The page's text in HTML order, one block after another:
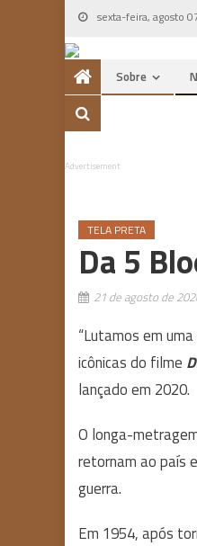
Skip
content
sexta-feira, agosto
Sobre
Advertisement
TELA PRETA
Da 5
21 de agosto de
“Lutamos em
icônicas do filme
lançado em 2020.
O longa-
retornam ao país
guerra.
Em 1954, após